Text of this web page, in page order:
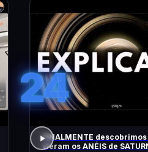
24
FINALMENTE
vieram os ANÉIS de